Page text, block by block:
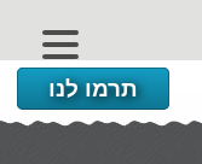
תרמו לנו